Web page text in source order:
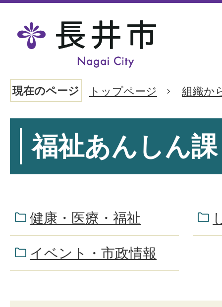
現在のページ トップページ 組織か
福祉あんしん課
健康・医療・福祉
イベント・市政情報